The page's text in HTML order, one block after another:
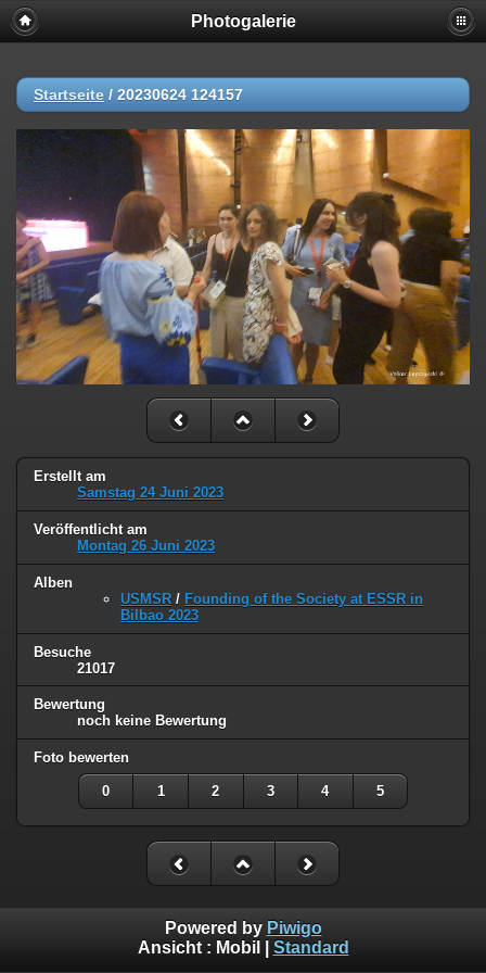
Photogalerie
Startseite / 20230624 124157
Erstellt am
Samstag 24 Juni 2023
Veröffentlicht am
Montag 26 Juni 2023
Alben
USMSR / Founding of the Society at ESSR in
Bilbao 2023
Besuche
21017
Bewertung
noch keine Bewertung
Foto bewerten
0 1 2 3 4 5
Powered by Piwigo
Ansicht : Mobil Standard